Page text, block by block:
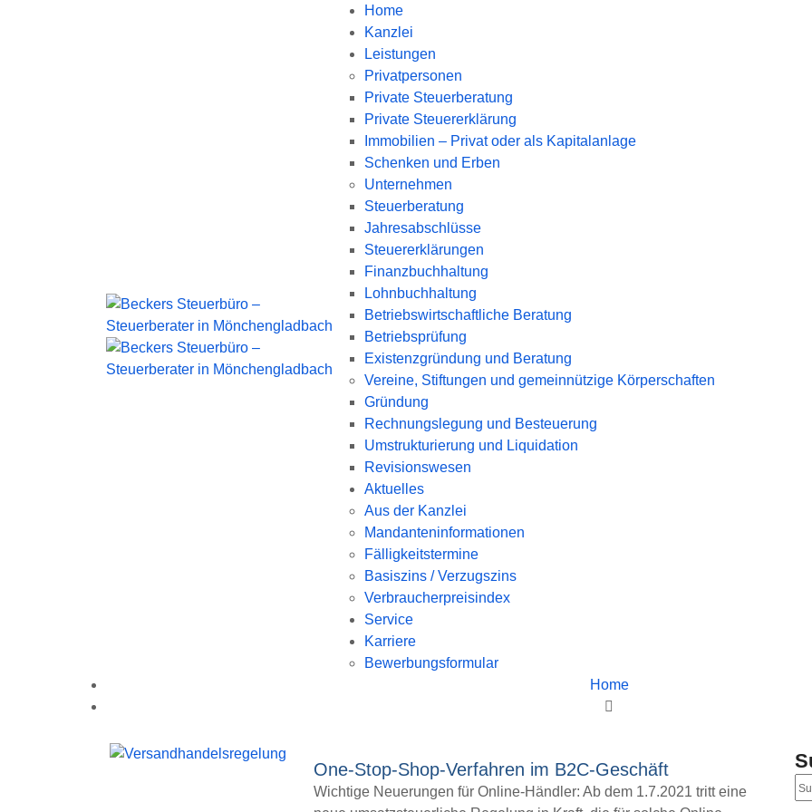
Home
Kanzlei
Leistungen
Privatpersonen
Private Steuerberatung
Private Steuererklärung
Immobilien – Privat oder als Kapitalanlage
Schenken und Erben
Unternehmen
Steuerberatung
Jahresabschlüsse
Steuererklärungen
Finanzbuchhaltung
Lohnbuchhaltung
Betriebswirtschaftliche Beratung
Betriebsprüfung
Existenzgründung und Beratung
Vereine, Stiftungen und gemeinnützige Körperschaften
Gründung
Rechnungslegung und Besteuerung
Umstrukturierung und Liquidation
Revisionswesen
Aktuelles
Aus der Kanzlei
Mandanteninformationen
Fälligkeitstermine
Basiszins / Verzugszins
Verbraucherpreisindex
Service
Karriere
Bewerbungsformular
Home
One-Stop-Shop-Verfahren im B2C-Geschäft
Wichtige Neuerungen für Online-Händler: Ab dem 1.7.2021 tritt eine